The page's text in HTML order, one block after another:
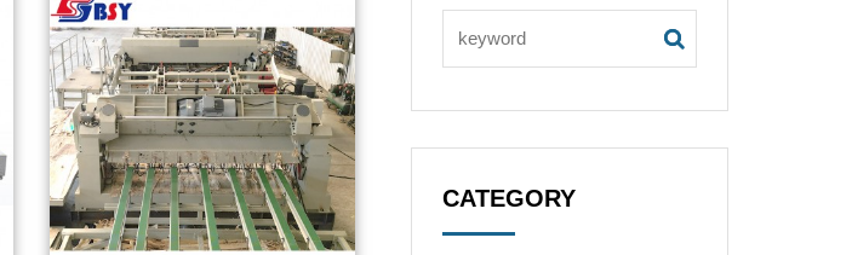
CATEGORY